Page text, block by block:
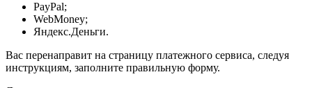
PayPal;
WebMoney;
Яндекс.Деньги.
Вас перенаправит на страницу платежного сервиса, следуя
инструкциям, заполните правильную форму.